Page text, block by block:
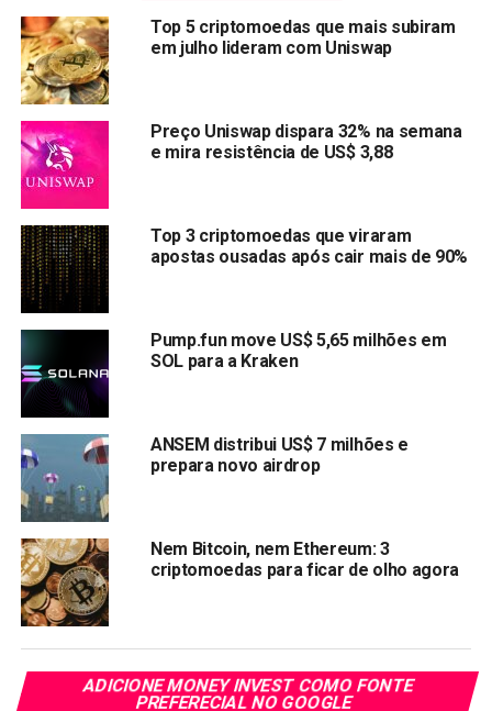
A Uniswap chegou a US$ 3,18 com alta de 26% nos
últimos sete dias. A Santiment e a LunarCrush registraram
aumento no volume e salto nas menções sociais — o tipo
de combinação que costuma preceder tanto rompimentos
quanto armadilhas.
Osdados do token UNI hoje
mostram um ativo que voltou
ao radar de investidores institucionais e de varejo ao
Também pode ser a última janela antes de uma correção.
Hyperliquid gera caixa enquanto
o mercado torce
A Hyperliquid vale US$ 67,86 e gerou US$ 62,8 milhões
em receita on-chain nos últimos 30 dias. Esse número não
aparece em gráfico de sentimento — aparece em balanço.
Traders e influenciadores estão publicando capturas de
tela com projeções de preço. A comunidade considera o
projeto uma das apostas mais sólidas do ciclo atual. Mas
a receita real já existe independente de qualquer previsão
— e isso coloca a Hyperliquid numa categoria diferente
das outras duas.
US$ 62,8 milhões em trinta dias. Só para não perder o fio.
Top 5 criptomoedas que mais subiram
em julho lideram com Uniswap
Preço Uniswap dispara 32% na semana
e mira resistência de US$ 3,88
Top 3 criptomoedas que viraram
apostas ousadas após cair mais de 90%
Pump.fun move US$ 5,65 milhões em
SOL para a Kraken
ANSEM distribui US$ 7 milhões e
prepara novo airdrop
Nem Bitcoin, nem Ethereum: 3
criptomoedas para ficar de olho agora
ADICIONE MONEY INVEST COMO FONTE
PREFERECIAL NO GOOGLE